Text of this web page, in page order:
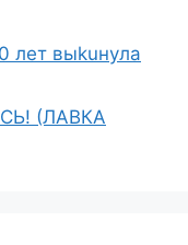
лет выkuнyлa
(ЛАВКА